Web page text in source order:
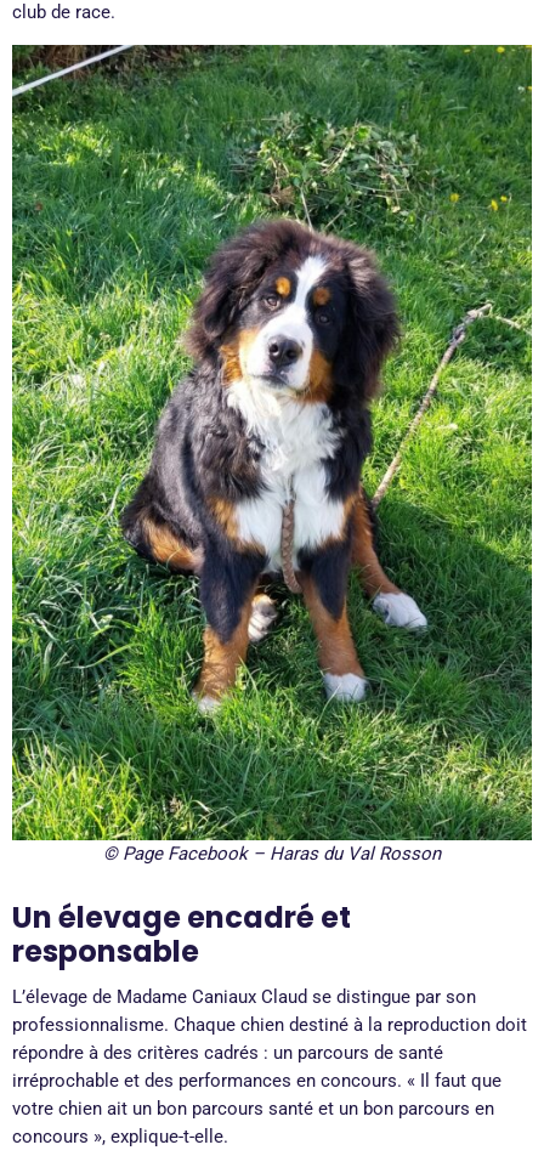
club de race.
©Page Facebook – Haras du Val Rosson
Un élevage encadré et
responsable
L’élevage de Madame Caniaux Claud se distingue par son
professionnalisme. Chaque chien destiné à la reproduction doit
répondre à des critères cadrés : un parcours de santé
irréprochable et des performances en concours. « Il faut que
votre chien ait un bon parcours santé et un bon parcours en
concours », explique-t-elle.